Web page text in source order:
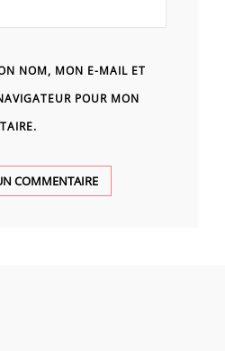
NOM, MON E-MAIL ET
POUR MON